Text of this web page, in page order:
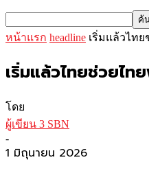
หน้าแรก headline เริ่มแล้วไทย
เริ่มแล้วไทยช่วยไท
โดย
ผู้เขียน 3 SBN
-
1 มิถุนายน 2026